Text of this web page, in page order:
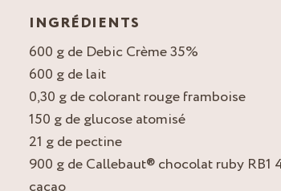
INGRÉDIENTS
600 g de Debic Crème 35%
600 g de lait
0,30 g de colorant rouge framboise
150 g de glucose atomisé
21 g de pectine
900 g de Callebaut® chocolat ruby RB1
cacao